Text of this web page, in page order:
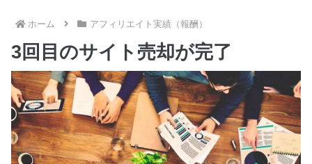
ホーム アフィリエイト実績（報酬）
3回目のサイト売却が完了